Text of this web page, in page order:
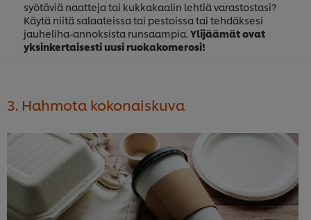
syötäviä naatteja tai kukkakaalin lehtiä varastostasi?
Käytä niitä salaateissa tai pestoissa tai tehdäksesi
jauheliha-annoksista runsaampia.Ylijäämät ovat
yksinkertaisesti uusi ruokakomerosi!
3. Hahmota kokonaiskuva